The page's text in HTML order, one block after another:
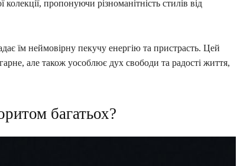
пропонуючи різноманітність стилів від
їм неймовірну пекучу енергію та пристрасть. Цей
але також уособлює дух свободи та радості життя,
багатьох?